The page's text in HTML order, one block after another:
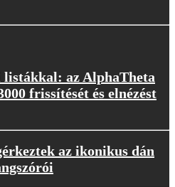
listákkal: az AlphaTheta
frissítését és elnézést
az ikonikus dán